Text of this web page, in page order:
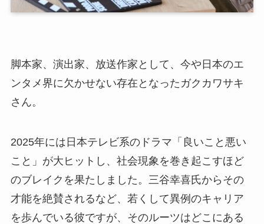
脚本家、演出家、放送作家として、今や日本のエ
ンタメ界に欠かせない存在となったガクカワサキ
さん。
2025年には日本テレビ系のドラマ「良いこと悪い
こと」が大ヒットし、社会現象を巻き起こすほど
のブレイクを果たしました。三谷幸喜氏からその
才能を絶賛されるなど、若くして異例のキャリア
を歩んでいる彼ですが、そのルーツはどこにある